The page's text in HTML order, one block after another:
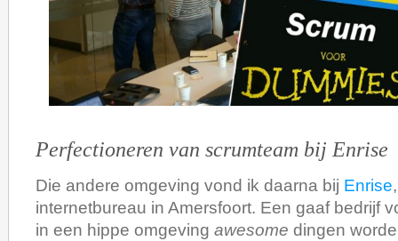
Perfectioneren van scrumteam bij Enrise
Die andere omgeving vond ik daarna bij Enrise
internetbureau in Amersfoort. Een gaaf bedrijf
in een hippe omgeving awesome dingen